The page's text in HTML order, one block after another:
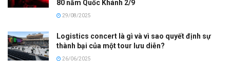
80 năm Quốc Khánh 2/9
29/08/2025
Logistics concert là gì và vì sao quyết định sự
thành bại của một tour lưu diễn?
26/06/2025